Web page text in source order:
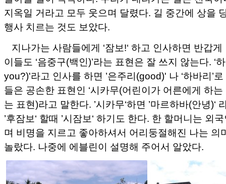
지옥일 거라고 모두 웃으며 달렸다. 길 중간에 상을
행사 치르는 것도 보았다.
지나가는 사람들에게 ‘잠보!‘ 하고 인사하면 반갑
이들도 ‘음중구(백인)’라는 표현은 잘 쓰지 않는다. ‘
you?)'라고 인사를 하면 ’은주리(good)' 나 ‘하바리’
들은 공손한 표현인 ‘시카무(어린이가 어른에게 하는
는 표현)라고 말한다. ’시카무‘하면 ’마르하바(안녕)‘
’후잠보‘ 할때 ’시잠보‘ 하기도 한다. 한 할머니는 외
며 비명을 지르고 좋아하셔서 어리둥절해진 나는 의
놀랐다. 나중에 에블린이 설명해 주어서 알았다.